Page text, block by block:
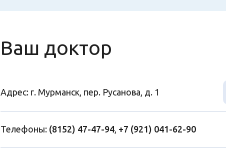
Ваш доктор
Адрес: г. Мурманск, пер. Русанова, д. 1
Телефоны: (8152) 47-47-94, +7 (921) 041-62-90